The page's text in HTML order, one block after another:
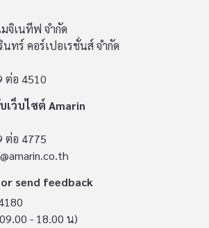
จิเนทีฟ จำกัด
ทร์ คอร์เปอเรชั่นส์ จำกัด
ต่อ 4510
ว็บไซต์ Amarin
ต่อ 4775
send feedback
- 18.00 น)